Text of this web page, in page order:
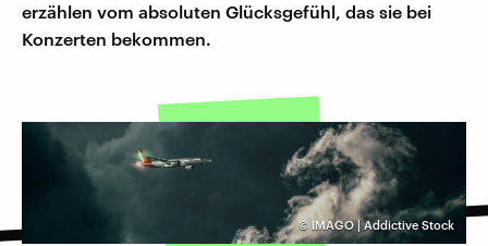
erzählen vom absoluten Glücksgefühl, das sie bei
Konzerten bekommen.
© IMAGO | Addictive Stock